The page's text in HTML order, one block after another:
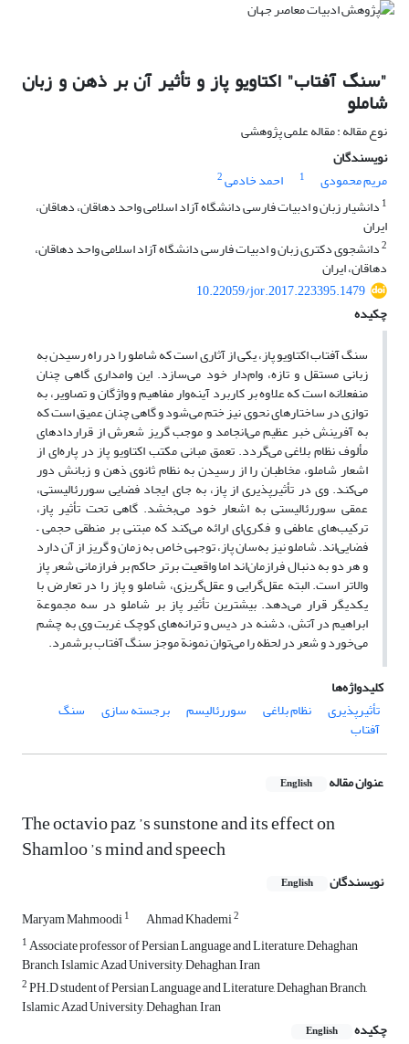
"سنگ آفتاب" اکتاویو پاز و تأثیر آن بر ذهن و زبان
شاملو
نوع مقاله : مقاله علمی پژوهشی
نویسندگان
مریم محمودی
1 احمد خادمی2
1 دانشیار زبان و ادبیات فارسی دانشگاه آزاد اسلامی واحد دهاقان، دهاقان،
ایران
2دانشجوی دکتری زبان و ادبیات فارسی دانشگاه آزاد اسلامی واحد دهاقان،
دهاقان، ایران
10.22059/jor.2017.223395.1479
چکیده
سنگ آفتاب اکتاویو پاز، یکی از آثاری است که شاملو را در راه رسیدن به
زبانی مستقل و تازه، وام‌دار خود می‌سازد. این وامداری گاهی چنان
منفعلانه است که علاوه بر کاربرد آینه‌وار مفاهیم و واژگان و تصاویر، به
توازی در ساختارهای نحوی نیز ختم می‌شود و گاهی چنان عمیق است که
به آفرینش خبر عظیم می‌انجامد و موجب گریز شعرش از قراردادهای
مألوف نظام بلاغی می‌گردد. تعمق مبانی مکتب اکتاویو پاز در پاره‌ای از
اشعار شاملو، مخاطبان را از رسیدن به نظام ثانوی ذهن و زبانش دور
می‌کند. وی در تأثیرپذیری از پاز، به جای ایجاد فضایی سوررئالیستی،
عمقی سوررئالیستی به اشعار خود می‌بخشد. گاهی تحت تأثیر پاز،
ترکیب‌های عاطفی و فکری‌ای ارائه می‌کند که مبتنی بر منطقی حجمی –
فضایی‌اند. شاملو نیز به‌سان پاز، توجهی خاص به زمان و گریز از آن دارد
و هر دو به دنبال فرا‌زمان‌اند اما واقعیت برتر حاکم بر فرازمانی شعر پاز
والاتر است. البته عقل‌گرایی و عقل‌گریزی، شاملو و پاز را در تعارض با
یکدیگر قرار می‌دهد. بیشترین تأثیر پاز بر شاملو در سه مجموعة
ابراهیم در آتش، دشنه در دیس و ترانه‌های کوچک غربت وی به چشم
می‌خورد و شعر در لحظه را می‌توان نمونة موجز سنگ آفتاب برشمرد.
کلیدواژه‌ها
تأثیرپذیری
نظام بلاغی سوررئالیسم برجسته سازی سنگ
آفتاب
عنوان مقاله English
The octavio paz ’s sunstone and its effect on
Shamloo ’s mind and speech
نویسندگان English
Maryam Mahmoodi1 Ahmad Khademi2
1Associate professor of Persian Language and Literature, Dehaghan
Branch, Islamic Azad University, Dehaghan, Iran
2PH.D student of Persian Language and Literature, Dehaghan Branch,
Islamic Azad University, Dehaghan, Iran
چکیده
English